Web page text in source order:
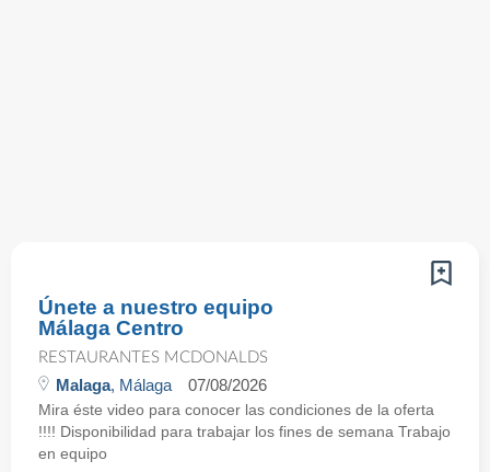
Únete a nuestro equipo
Málaga Centro
RESTAURANTES MCDONALDS
Malaga, Málaga 07/08/2026
Mira éste video para conocer las condiciones de la oferta
!!!! Disponibilidad para trabajar los fines de semana Trabajo
en equipo